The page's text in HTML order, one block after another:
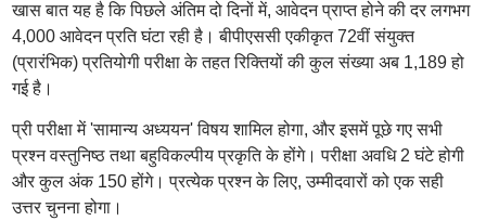
खास बात यह है कि पिछले अंतिम दो दिनों में, आवेदन प्राप्त होने की दर लगभग
4,000 आवेदन प्रति घंटा रही है। बीपीएससी एकीकृत 72वीं संयुक्त
(प्रारंभिक) प्रतियोगी परीक्षा के तहत रिक्तियों की कुल संख्या अब 1,189 हो
गई है।
प्री परीक्षा में 'सामान्य अध्ययन' विषय शामिल होगा, और इसमें पूछे गए सभी
प्रश्न वस्तुनिष्ठ तथा बहुविकल्पीय प्रकृति के होंगे। परीक्षा अवधि 2 घंटे होगी
और कुल अंक 150 होंगे। प्रत्येक प्रश्न के लिए, उम्मीदवारों को एक सही
उत्तर चुनना होगा।